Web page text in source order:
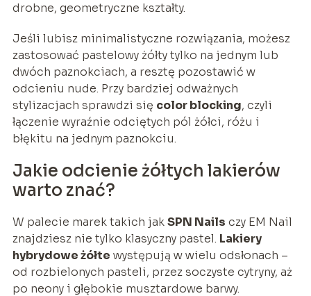
drobne, geometryczne kształty.
Jeśli lubisz minimalistyczne rozwiązania, możesz
zastosować pastelowy żółty tylko na jednym lub
dwóch paznokciach, a resztę pozostawić w
odcieniu nude. Przy bardziej odważnych
stylizacjach sprawdzi się color blocking, czyli
łączenie wyraźnie odciętych pól żółci, różu i
błękitu na jednym paznokciu.
Jakie odcienie żółtych lakierów
warto znać?
W palecie marek takich jakSPN Nails czy EM Nail
znajdziesz nie tylko klasyczny pastel. Lakiery
hybrydowe żółte występują w wielu odsłonach –
od rozbielonych pasteli, przez soczyste cytryny, aż
po neony i głębokie musztardowe barwy.